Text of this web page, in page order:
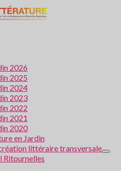
2026
2025
2024
2023
2022
2021
2020
en Jardin
littéraire transversale
Ritournelles